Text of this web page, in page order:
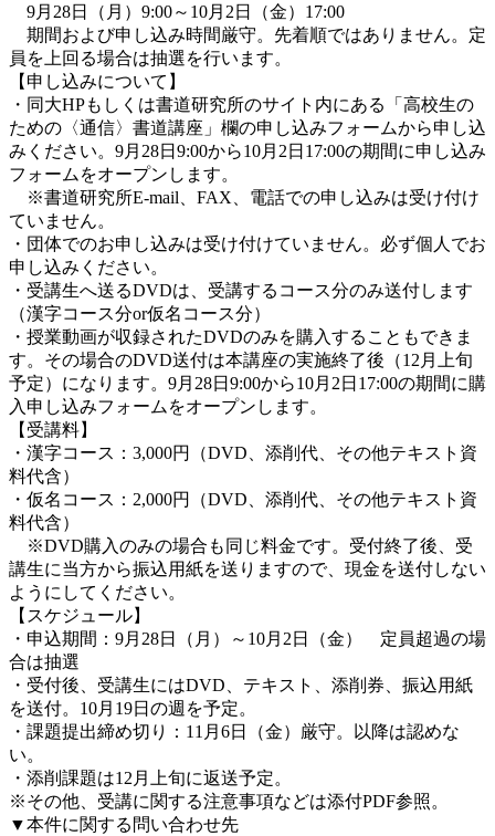
9月28日（月）9:00～10月2日（金）17:00
期間および申し込み時間厳守。先着順ではありません。定
員を上回る場合は抽選を⾏います。
【申し込みについて】
・同大HPもしくは書道研究所のサイト内にある「高校生の
ための〈通信〉書道講座」欄の申し込みフォームから申し込
みください。9月28日9:00から10月2日17:00の期間に申し込み
フォームをオープンします。
※書道研究所E-mail、FAX、電話での申し込みは受け付け
ていません。
・団体でのお申し込みは受け付けていません。必ず個人でお
申し込みください。
・受講生へ送るDVDは、受講するコース分のみ送付します
（漢字コース分or仮名コース分）
・授業動画が収録されたDVDのみを購入することもできま
す。その場合のDVD送付は本講座の実施終了後（12月上旬
予定）になります。9月28日9:00から10月2日17:00の期間に購
入申し込みフォームをオープンします。
【受講料】
・漢字コース：3,000円（DVD、添削代、その他テキスト資
料代含）
・仮名コース：2,000円（DVD、添削代、その他テキスト資
料代含）
※DVD購入のみの場合も同じ料金です。受付終了後、受
講生に当方から振込用紙を送りますので、現金を送付しない
ようにしてください。
【スケジュール】
・申込期間：9月28日（月）～10月2日（金） 定員超過の場
合は抽選
・受付後、受講生にはDVD、テキスト、添削券、振込用紙
を送付。10月19日の週を予定。
・課題提出締め切り：11月6日（金）厳守。以降は認めな
い。
・添削課題は12月上旬に返送予定。
※その他、受講に関する注意事項などは添付PDF参照。
▼本件に関する問い合わせ先